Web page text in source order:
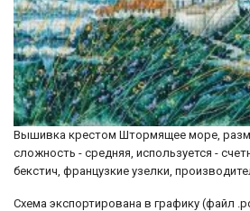
Вышивка крестом Штормящее море,
сложность - средняя, используется -
бекстич, французкие узелки,
Схема экспортирована в графику (файл